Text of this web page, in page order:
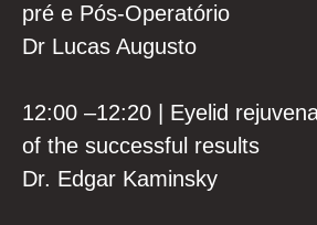
pré e Pós-Operatório
Dr Lucas Augusto
12:00 –12:20 | Eyelid
of the successful results
Dr. Edgar Kaminsky